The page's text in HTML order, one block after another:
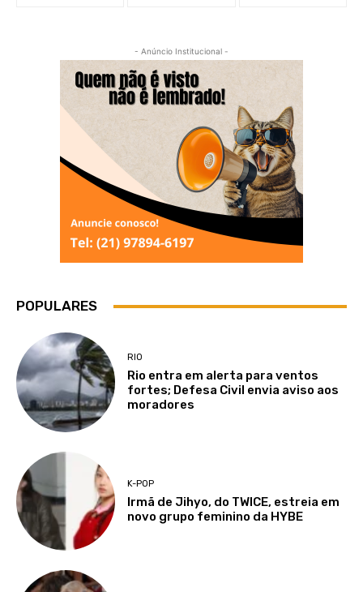
- Anúncio Institucional -
POPULARES
RIO
Rio entra em alerta para ventos
fortes; Defesa Civil envia aviso aos
moradores
K-POP
Irmã de Jihyo, do TWICE, estreia em
novo grupo feminino da HYBE